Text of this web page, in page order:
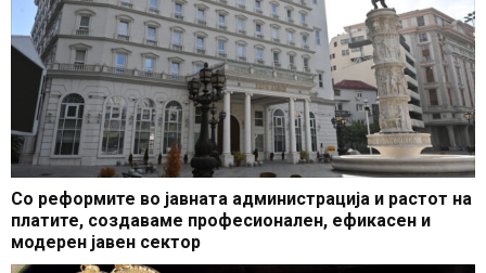
Со реформите во јавната администрација и растот на
платите, создаваме професионален, ефикасен и
модерен јавен сектор